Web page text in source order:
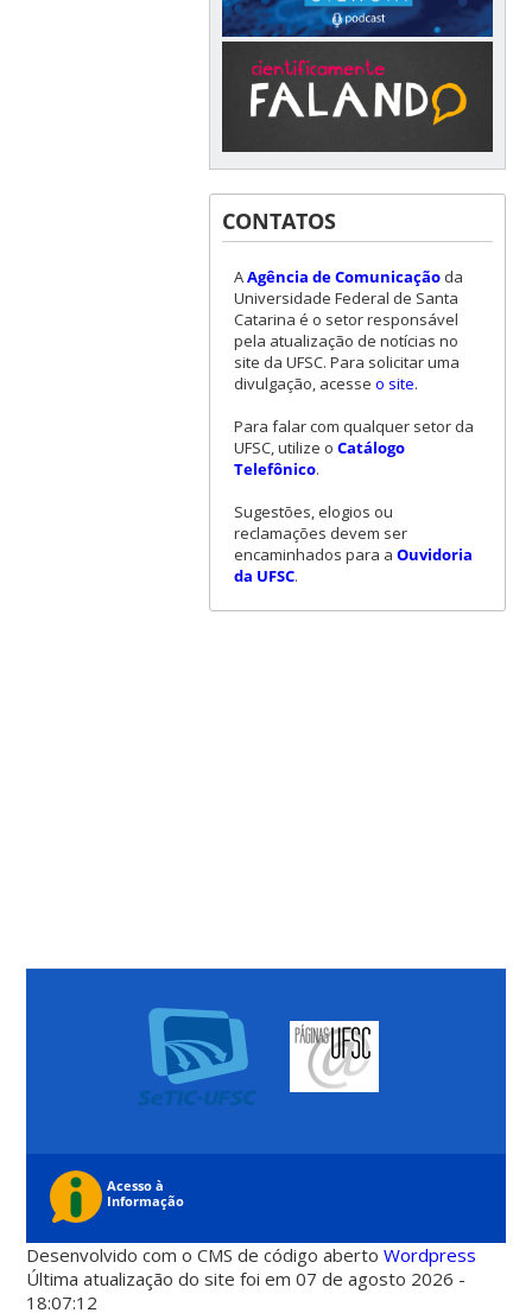
CONTATOS
AAgência de Comunicaçãoda
Universidade Federal de Santa
Catarina é o setor responsável
pela atualização de notícias no
site da UFSC. Para solicitar uma
divulgação, acesse o site.
Para falar com qualquer setor da
UFSC, utilize o Catálogo
Telefônico.
Sugestões, elogios ou
reclamações devem ser
encaminhados para a Ouvidoria
da UFSC.
Desenvolvido com o CMS de código abertoWordpress
Última atualização do site foi em 07 de agosto 2026 -
18:07:12